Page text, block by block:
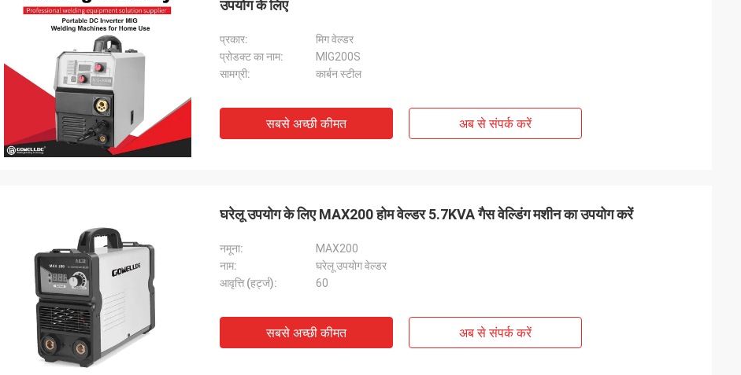
उपयोग के लिए
प्रकार:
मिग वेल्डर
प्रोडक्ट का नाम:
MIG200S
सामग्री:
कार्बन स्टील
सबसे अच्छी कीमत अब से संपर्क करें
घरेलू उपयोग के लिए MAX200 होम वेल्डर 5.7KVA गैस वेल्डिंग मशीन का उपयोग करें
नमूना:
MAX200
नाम:
घरेलू उपयोग वेल्डर
आवृत्ति (हर्ट्ज):
60
सबसे अच्छी कीमत अब से संपर्क करें